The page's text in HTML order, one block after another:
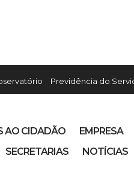
Previdência do
AO CIDADÃO EMPRESA
SECRETARIAS
NOTÍCIAS